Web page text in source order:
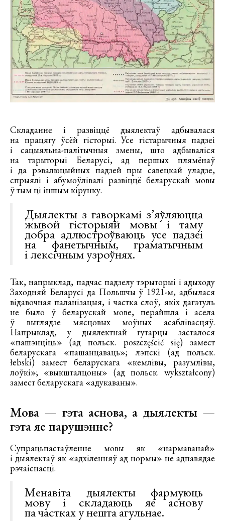
Складанне і развіццё дыялектаў адбывалася
на працягу ўсёй гісторыі. Усе гістарычныя падзеі
і сацыяльна-палітычныя змены, што адбываліся
на тэрыторыі Беларусі, ад першых плямёнаў
і да рэвалюцыйных падзей пры савецкай уладзе,
спрыялі і абумоўлівалі развіццё беларускай мовы
ў тым ці іншым кірунку.
Дыялекты з гаворкамі з’яўляюцца
жывой гісторыяй мовы і таму
добра адлюстроўваюць усе падзеі
на фанетычным, граматычным
і лексічным узроўнях.
Так, напрыклад, падчас падзелу тэрыторыі і адыходу
Заходняй Беларусі да Польшчы ў 1921-м, адбылася
відавочная паланізацыя, і частка слоў, якіх дагэтуль
не было ў беларускай мове, перайшла і асела
ў выглядзе мясцовых моўных асаблівасцяў.
Напрыклад, у дыялектнай гутарцы засталося
«пашэнціць» (ад польск. poszczęścić się) замест
беларускага «пашанцаваць»; лэпскі (ад польск.
łebski) замест беларускага «кемлівы, разумлівы,
лоўкі»; «выкшталцоны» (ад польск. wykształcоny)
замест беларускага «адукаваны».
Мова — гэта аснова, а дыялекты —
гэта яе парушэнне?
Супрацьпастаўленне мовы як «нармаванай»
і дыялектаў як «адхіленняў ад нормы» не адпавядае
рэчаіснасці.
Менавіта дыялекты фармуюць
мову і складаюць яе аснову
па частках у нешта агульнае.